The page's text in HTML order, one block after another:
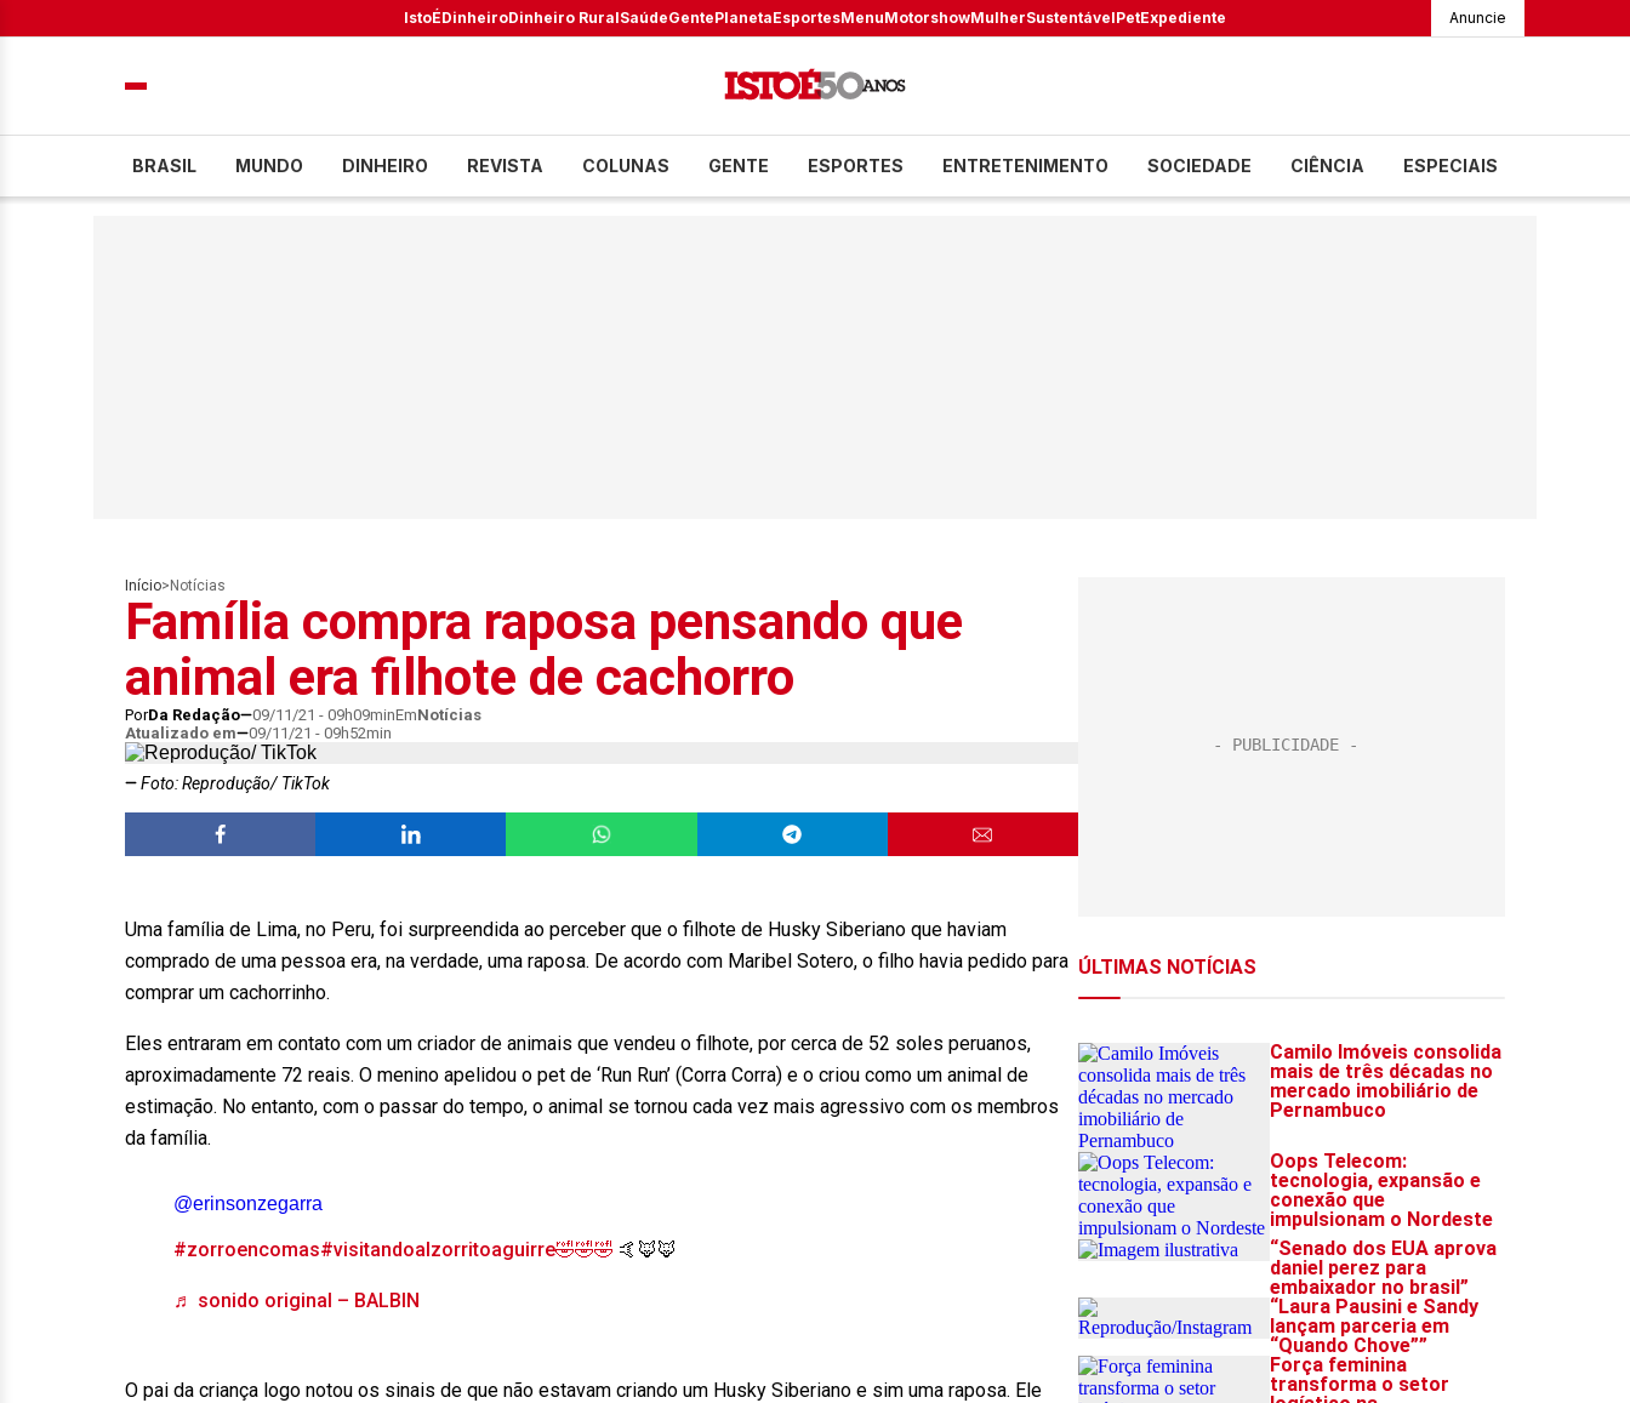
IstoÉDinheiroDinheiro RuralSaúdeGentePlanetaEsportesMenuMotorshowMulherSustentávelPetExpediente Anuncie
BRASIL MUNDO DINHEIRO REVISTA COLUNAS GENTE ESPORTES ENTRETENIMENTO SOCIEDADE CIÊNCIA ESPECIAIS
Início> Notícias
Família compra raposa pensando que
animal era filhote de cachorro
PorDa Redação 09/11/21 - 09h09minEmNotícias
Atualizado em
09/11/21 - 09h52min
Foto: Reprodução/ TikTok
Uma família de Lima, no Peru, foi surpreendida ao perceber que o filhote de Husky Siberiano que haviam
comprado de uma pessoa era, na verdade, uma raposa. De acordo com Maribel Sotero, o filho havia pedido para
comprar um cachorrinho.
Eles entraram em contato com um criador de animais que vendeu o filhote, por cerca de 52 soles peruanos,
aproximadamente 72 reais. O menino apelidou o pet de ‘Run Run’ (Corra Corra) e o criou como um animal de
estimação. No entanto, com o passar do tempo, o animal se tornou cada vez mais agressivo com os membros
da família.
@erinsonzegarra
#zorroencomas#visitandoalzorritoaguirre🤣🤣🤣 🤙🦊🦊
♬ sonido original – BALBIN
O pai da criança logo notou os sinais de que não estavam criando um Husky Siberiano e sim uma raposa. Ele